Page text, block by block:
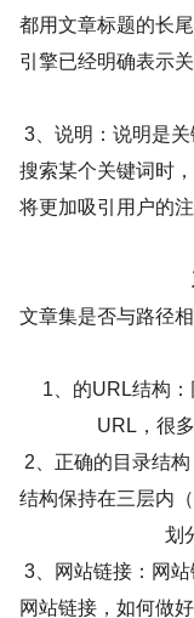
都用文章标题的长
引擎已经明确表示
3、说明：说明是
搜索某个关键词时
将更加吸引用户的
文章集是否与路径
1、的URL结构
URL，很
2、正确的目录结
结构保持在三层内
划
3、网站链接：网
网站链接，如何做